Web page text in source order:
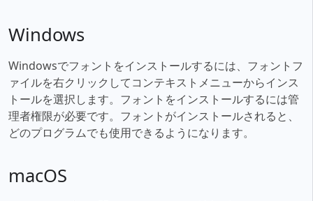
Windows
Windowsでフォントをインストールするには、フォントフ
ァイルを右クリックしてコンテキストメニューからインス
トールを選択します。フォントをインストールするには管
理者権限が必要です。フォントがインストールされると、
どのプログラムでも使用できるようになります。
macOS